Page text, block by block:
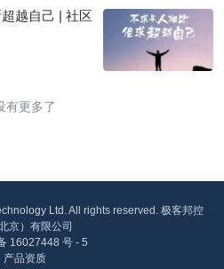
越自己 | 社区
有更多了
Ltd. All rights reserved. 极客邦控
京）有限公司
16027448 号 - 5
产品资质